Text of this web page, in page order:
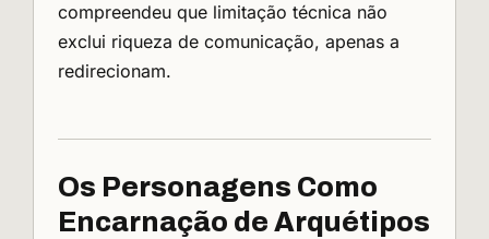
compreendeu que limitação técnica não
exclui riqueza de comunicação, apenas a
redirecionam.
Os Personagens Como
Encarnação de Arquétipos